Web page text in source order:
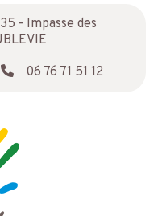
- Impasse des
06 76 71 51 12